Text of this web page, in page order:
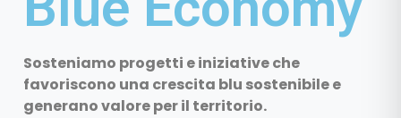
Sosteniamo progetti e iniziative che
favoriscono una crescita blu sostenibile e
generano valore per il territorio.